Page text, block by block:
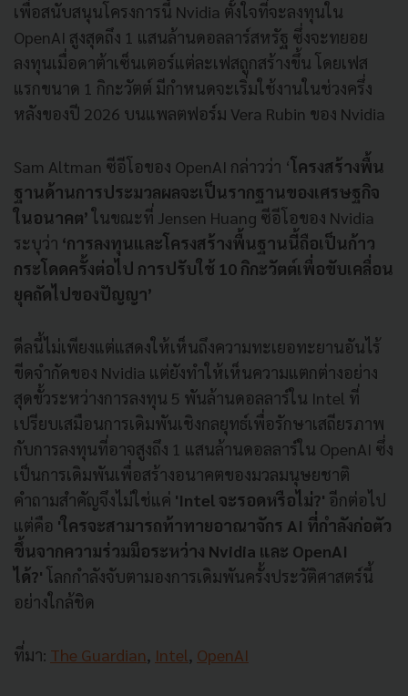
เพื่อสนับสนุนโครงการนี้ Nvidia ตั้งใจที่จะลงทุนใน
OpenAI สูงสุดถึง 1 แสนล้านดอลลาร์สหรัฐ ซึ่งจะทยอย
ลงทุนเมื่อดาต้าเซ็นเตอร์แต่ละเฟสถูกสร้างขึ้น โดยเฟส
แรกขนาด 1 กิกะวัตต์ มีกำหนดจะเริ่มใช้งานในช่วงครึ่ง
หลังของปี 2026 บนแพลตฟอร์ม Vera Rubin ของ Nvidia
Sam Altman ซีอีโอของ OpenAI กล่าวว่า ‘โครงสร้างพื้น
ฐานด้านการประมวลผลจะเป็นรากฐานของเศรษฐกิจ
ในอนาคต’ในขณะที่ Jensen Huang ซีอีโอของ Nvidia
ระบุว่า ‘การลงทุนและโครงสร้างพื้นฐานนี้ถือเป็นก้าว
กระโดดครั้งต่อไป การปรับใช้ 10 กิกะวัตต์เพื่อขับเคลื่อน
ยุคถัดไปของปัญญา’
ดีลนี้ไม่เพียงแต่แสดงให้เห็นถึงความทะเยอทะยานอันไร้
ขีดจำกัดของ Nvidia แต่ยังทำให้เห็นความแตกต่างอย่าง
สุดขั้วระหว่างการลงทุน 5 พันล้านดอลลาร์ใน Intel ที่
เปรียบเสมือนการเดิมพันเชิงกลยุทธ์เพื่อรักษาเสถียรภาพ
กับการลงทุนที่อาจสูงถึง 1 แสนล้านดอลลาร์ใน OpenAI ซึ่ง
เป็นการเดิมพันเพื่อสร้างอนาคตของมวลมนุษยชาติ
คำถามสำคัญจึงไม่ใช่แค่ 'Intel จะรอดหรือไม่?' อีกต่อไป
แต่คือ 'ใครจะสามารถท้าทายอาณาจักร AI ที่กำลังก่อตัว
ขึ้นจากความร่วมมือระหว่าง Nvidia และ OpenAI
ได้?' โลกกำลังจับตามองการเดิมพันครั้งประวัติศาสตร์นี้
อย่างใกล้ชิด
ที่มา: The Guardian, Intel, OpenAI